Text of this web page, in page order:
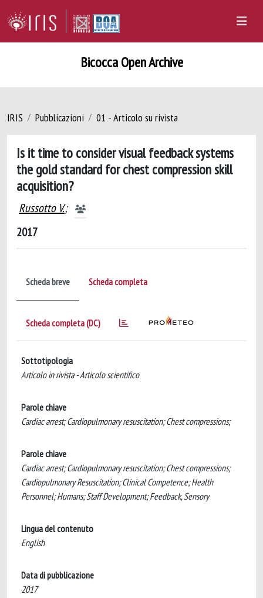
Bicocca Open Archive
IRIS Pubblicazioni 01 - Articolo su rivista
Is it time to consider visual feedback systems
the gold standard for chest compression skill
acquisition?
Russotto V.;
2017
Scheda breve Scheda completa
Scheda completa (DC)
Sottotipologia
Articolo in rivista - Articolo scientifico
Parole chiave
Cardiac arrest; Cardiopulmonary resuscitation; Chest compressions;
Parole chiave
Cardiac arrest; Cardiopulmonary resuscitation; Chest compressions;
Cardiopulmonary Resuscitation; Clinical Competence; Health
Personnel; Humans; Staff Development; Feedback, Sensory
Lingua del contenuto
English
Data di pubblicazione
2017